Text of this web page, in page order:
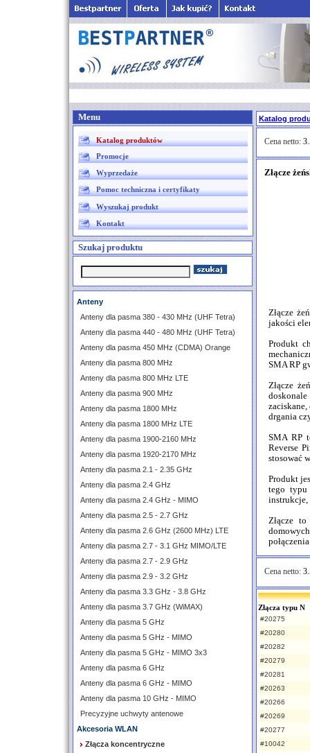
Menu
Katalog produktów
Promocje
Wyprzedaże
Pomoc techniczna i certyfikaty
Wyszukaj produkt
Kontakt
Szukaj produktu
Anteny
Anteny dla pasma 380 - 430 MHz (UHF Tetra)
Anteny dla pasma 440 - 480 MHz (UHF Tetra)
Anteny dla pasma 450 MHz (CDMA) Orange
Anteny dla pasma 800 MHz
Anteny dla pasma 800 MHz LTE
Anteny dla pasma 900 MHz
Anteny dla pasma 1800 MHz
Anteny dla pasma 1800 MHz LTE
Anteny dla pasma 1900-2160 MHz
Anteny dla pasma 1920-2170 MHz
Anteny dla pasma 2.1 - 2.35 GHz
Anteny dla pasma 2.4 GHz
Anteny dla pasma 2.4 GHz - MIMO
Anteny dla pasma 2.5 - 2.7 GHz
Anteny dla pasma 2.6 GHz (2600 MHz) LTE
Anteny dla pasma 2.7 - 3.1 GHz MIMO/LTE
Anteny dla pasma 2.7 - 2.9 GHz
Anteny dla pasma 2.9 - 3.2 GHz
Anteny dla pasma 3.3 GHz - 3.8 GHz
Anteny dla pasma 3.7 GHz (WiMAX)
Anteny dla pasma 5 GHz
Anteny dla pasma 5 GHz - MIMO
Anteny dla pasma 5 GHz - MIMO 3x3
Anteny dla pasma 6 GHz
Anteny dla pasma 6 GHz - MIMO
Anteny dla pasma 10 GHz - MIMO
Precyzyjne uchwyty antenowe
Akcesoria WLAN
Złącza koncentryczne
Katalog
Cena netto:
Złącze
Złącze
jakości
Produkt
SMA RP
Złącze
drgania
SMA RP
Reverse
stosować
Produkt
tego typu
instrukcje,
Złącze
Cena netto:
Złącza typu N
#20275
#20280
#20282
#20279
#20281
#20263
#20266
#20269
#20277
#10042